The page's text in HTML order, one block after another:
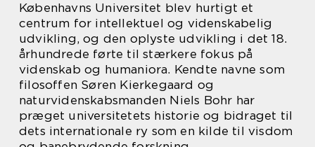
Københavns Universitet blev hurtigt et
centrum for intellektuel og videnskabelig
udvikling, og den oplyste udvikling i det 18.
århundrede førte til stærkere fokus på
videnskab og humaniora. Kendte navne som
filosoffen Søren Kierkegaard og
naturvidenskabsmanden Niels Bohr har
præget universitetets historie og bidraget til
dets internationale ry som en kilde til visdom